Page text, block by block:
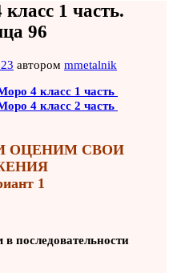
1 часть.
96
автором mmetalnik
4 класс 1 часть
4 класс 2 часть
ОЦЕНИМ СВОИ
1
последовательности